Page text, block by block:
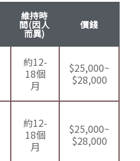
維持時
間(因人
而異)
價錢
約12-
18個
月
$25,000~
$28,000
約12-
18個
月
$25,000~
$28,000